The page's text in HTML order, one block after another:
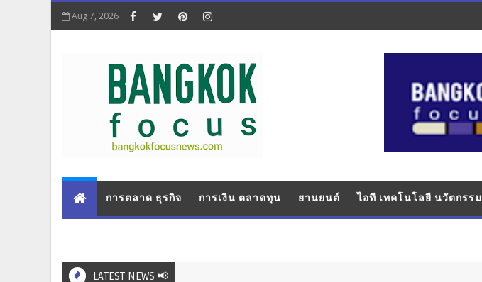
Aug 7, 2026
การตลาด ธุรกิจ การเงิน ตลาดทุน ยานยนต์ ไอที เทคโนโลยี นวัตกรรม
LATEST NEWS 📢